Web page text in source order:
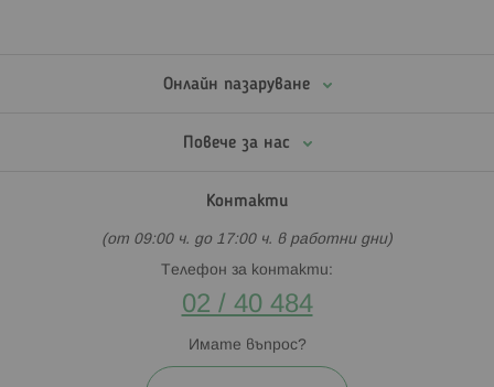
Онлайн пазаруване
Повече за нас
Контакти
(от 09:00 ч. до 17:00 ч. в работни дни)
Телефон за контакти:
02 / 40 484
Имате въпрос?